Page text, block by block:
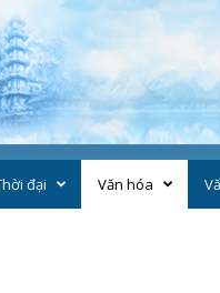
đại Văn hóa